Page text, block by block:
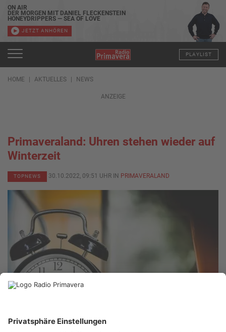
ON AIR
DER MORGEN MIT DANIEL FLECKENSTEIN
HONEYDRIPPERS — SEA OF LOVE
JETZT ANHÖREN
PLAYLIST
HOME AKTUELLES NEWS
ANZEIGE
Primaveraland: Uhren stehen wieder auf
Winterzeit
TOPNEWS 30.10.2022, 09:51 UHR IN PRIMAVERALAND